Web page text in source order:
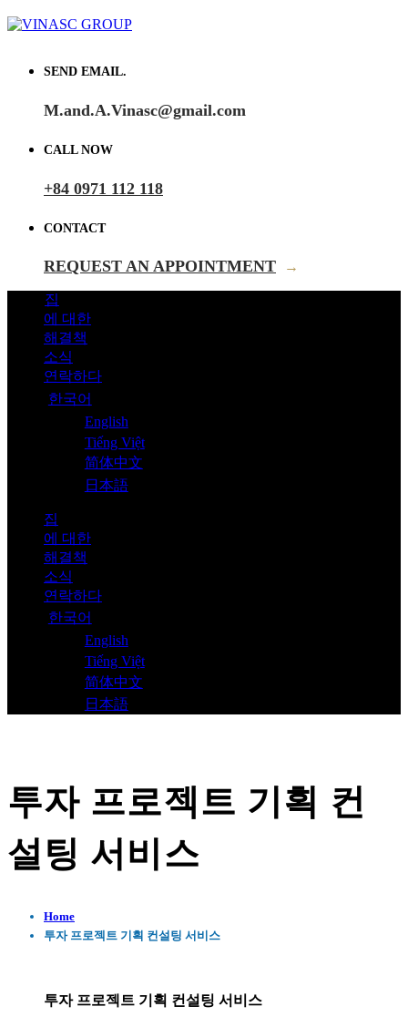
SEND EMAIL.
M.and.A.Vinasc@gmail.com
CALL NOW
+84 0971 112 118
CONTACT
REQUEST AN APPOINTMENT →
집
에 대한
해결책
소식
연락하다
한국어
English
Tiếng Việt
简体中文
日本語
집
에 대한
해결책
소식
연락하다
한국어
English
Tiếng Việt
简体中文
日本語
투자 프로젝트 기획 컨
설팅 서비스
Home
투자 프로젝트 기획 컨설팅 서비스
투자 프로젝트 기획 컨설팅 서비스